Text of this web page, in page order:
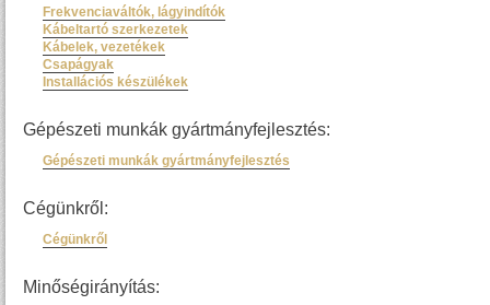
Frekvenciaváltók, lágyindítók
Kábeltartó szerkezetek
Kábelek, vezetékek
Csapágyak
Installációs készülékek
Gépészeti munkák gyártmányfejlesztés:
Gépészeti munkák gyártmányfejlesztés
Cégünkről:
Cégünkről
Minőségirányítás: